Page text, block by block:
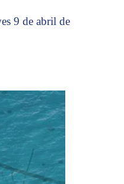
9 de abril de